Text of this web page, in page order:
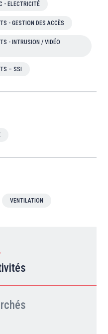
- ELECTRICITÉ
- GESTION DES ACCÈS
- INTRUSION / VIDÉO
– SSI
VENTILATION